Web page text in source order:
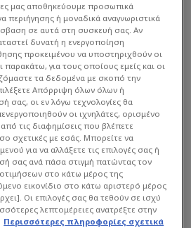
μας αποθηκεύουμε προσωπικά
ή μοναδικά αναγνωριστικά
σε αυτά στη συσκευή σας. Αν
δυνατή η ενεργοποίηση
προκειμένου να υποστηριχθούν οι
για τους οποίους εμείς και οι
τα δεδομένα με σκοπό την
Απόρριψη όλων όλων ή
σας, οι εν λόγω τεχνολογίες θα
οι ιχνηλάτες, ορισμένο
τις διαφημίσεις που βλέπετε
σχετικές με εσάς. Μπορείτε να
για να αλλάξετε τις επιλογές σας ή
σας ανά πάσα στιγμή πατώντας τον
στο κάτω μέρος της
εικονίδιο στο κάτω αριστερό μέρος
Οι επιλογές σας θα τεθούν σε ισχύ
λεπτομέρειες ανατρέξτε στην
Περισσότερες πληροφορίες σχετικά